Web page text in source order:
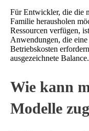
Für Entwickler, die die
Familie herausholen
Ressourcen verfügen,
Anwendungen, die
Betriebskosten
ausgezeichnete Balance.
Wie kann
Modelle